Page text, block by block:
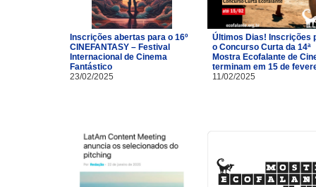
Inscrições abertas para o 16º
CINEFANTASY – Festival
Internacional de Cinema
Fantástico
23/02/2025
Últimos Dias! Inscrições
o Concurso Curta da 14ª
Mostra Ecofalante de
terminam em 15 de
11/02/2025